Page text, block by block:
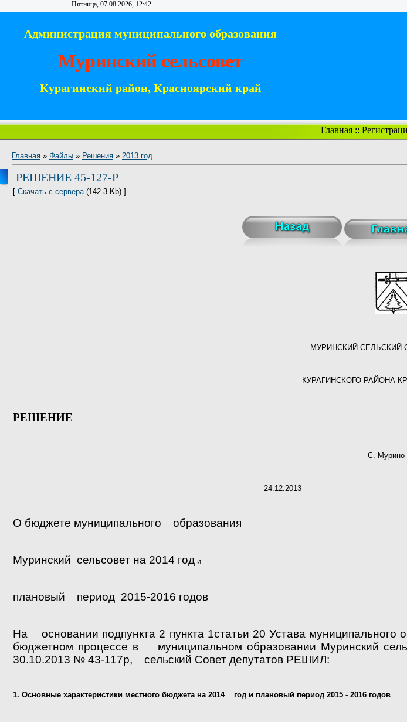
Пятница, 07.08.2026, 12:42
Администрация муниципального образования
Муринский сельсовет
Курагинский район, Красноярский край
Главная::
Главная » Файлы » Решения » 2013 год
РЕШЕНИЕ 45-127-Р
[ Скачать с сервера(142.3 Kb) ]
МУРИНСКИЙ СЕЛЬСКИЙ
КУРАГИНСКОГО РАЙОНА
РЕШЕНИЕ
С.
О бюджете муниципального образования
Муринский сельсовет на 2014 год и
плановый период 2015-2016 годов
На основании подпункта 2 пункта 1статьи 20 Устава
бюджетном процессе в муниципальном образовании Муринский
30.10.2013 № 43-117р, сельский Совет депутатов РЕШИЛ:
1. Основные характеристики местного бюджета на 2014 год и плановый период 2015 - 2016 годов